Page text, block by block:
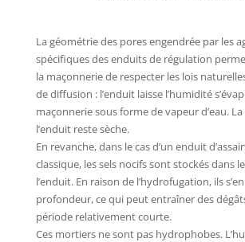
La géométrie des pores engendrée par les
spécifiques des enduits de régulation
la maçonnerie de respecter les lois
de diffusion : l’enduit laisse l’humidité
maçonnerie sous forme de vapeur d’eau.
l’enduit reste sèche.
En revanche, dans le cas d’un enduit
classique, les sels nocifs sont stockés dans
l’enduit. En raison de l’hydrofugation, ils
profondeur, ce qui peut entraîner des
période relativement courte.
Ces mortiers ne sont pas hydrophobes.